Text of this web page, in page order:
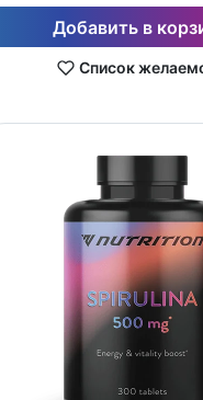
Добавить в
Список